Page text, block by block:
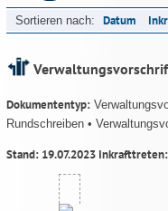
Sortieren nach: Datum
Dokumententyp:
Rundschreiben •
Stand: 19.07.2023